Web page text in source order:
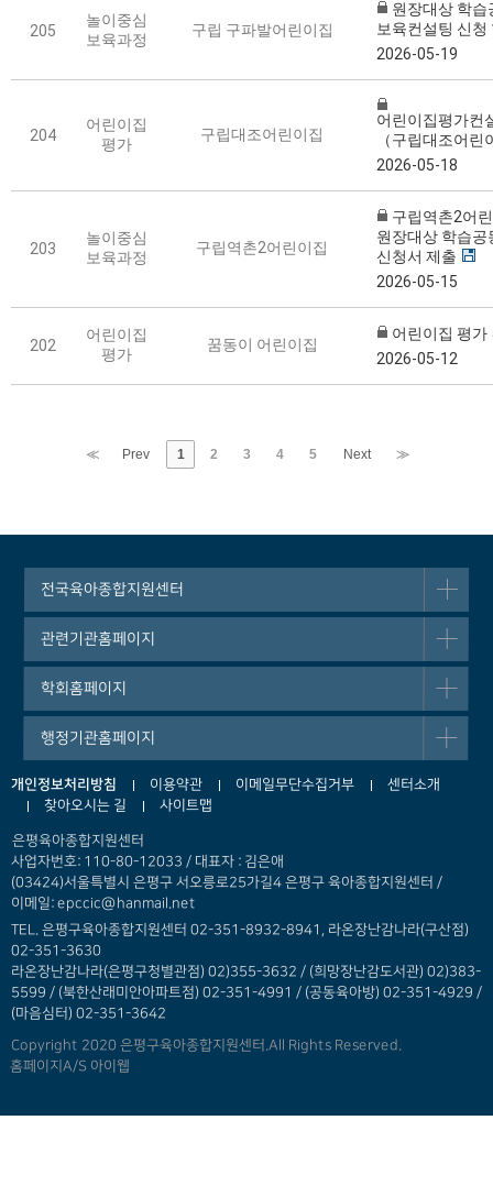
205
놀이중심
보육과정
구립 구파발어린이집
원장대상 학습
보육컨설팅 신청
2026-05-19
204
어린이집
평가
구립대조어린이집
어린이집평가컨
（구립대조어린
2026-05-18
203
놀이중심
보육과정
구립역촌2어린이집
구립역촌2어
원장대상 학습공
신청서 제출
2026-05-15
202
어린이집
평가
꿈동이 어린이집
어린이집 평가
2026-05-12
≪ Prev 1 2 3 4 5 Next ≫
전국육아종합지원센터
관련기관홈페이지
학회홈페이지
행정기관홈페이지
개인정보처리방침 이용약관 이메일무단수집거부
센터소개
찾아오시는 길
사이트맵
은평육아종합지원센터
사업자번호: 110-80-12033 / 대표자 : 김은애
(03424)서울특별시 은평구 서오릉로25가길4 은평구 육아종합지원센터 /
이메일: epccic@hanmail.net
TEL. 은평구육아종합지원센터 02-351-8932-8941, 라온장난감나라(구산점)
02-351-3630
라온장난감나라(은평구청별관점) 02)355-3632 / (희망장난감도서관) 02)383-
5599 / (북한산래미안아파트점) 02-351-4991 / (공동육아방) 02-351-4929 /
(마음심터) 02-351-3642
Copyright 2020 은평구육아종합지원센터.All Rights Reserved.
홈페이지A/S 아이웹